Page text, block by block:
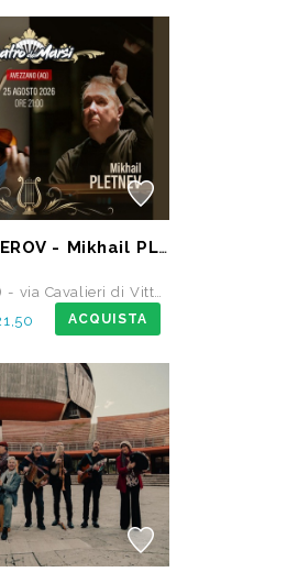
Maxim VENGEROV - Mikhail PLETNEV
di Vittorio Veneto - Teatro dei Marsi
ACQUISTA